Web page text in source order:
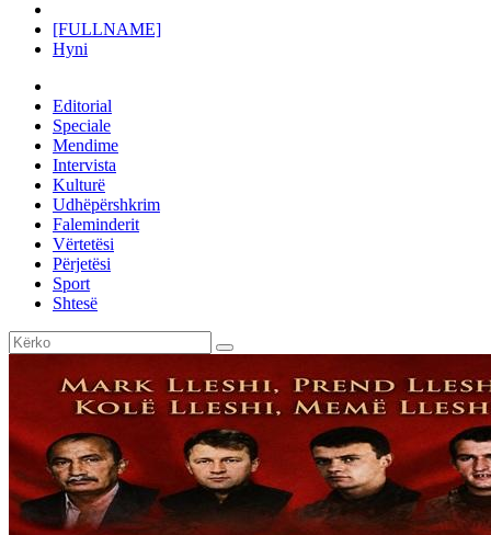
[FULLNAME]
Hyni
Editorial
Speciale
Mendime
Intervista
Kulturë
Udhëpërshkrim
Faleminderit
Vërtetësi
Përjetësi
Sport
Shtesë